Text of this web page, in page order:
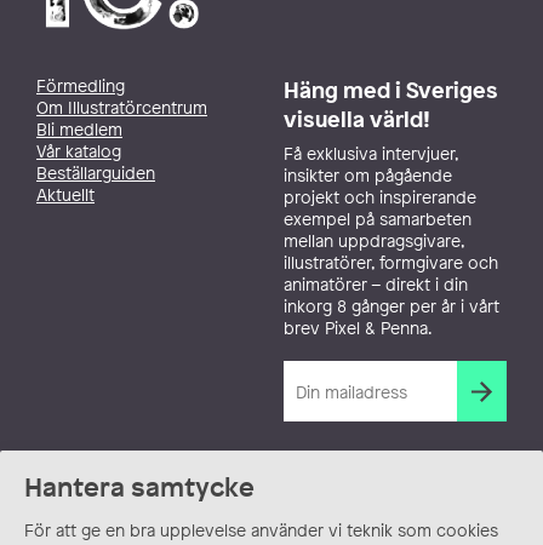
Hantera samtycke
För att ge en bra upplevelse använder vi teknik som cookies
Förmedling
Om Illustratörcentrum
Bli medlem
Vår katalog
Beställarguiden
Aktuellt
Häng med i Sveriges
visuella värld!
Få exklusiva intervjuer,
insikter om pågående
projekt och inspirerande
exempel på samarbeten
mellan uppdragsgivare,
illustratörer, formgivare och
animatörer – direkt i din
inkorg 8 gånger per år i vårt
brev Pixel & Penna.